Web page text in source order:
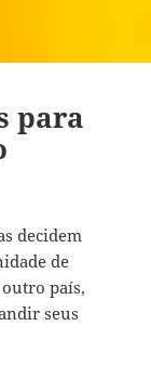
para
decidem
de
país,
seus